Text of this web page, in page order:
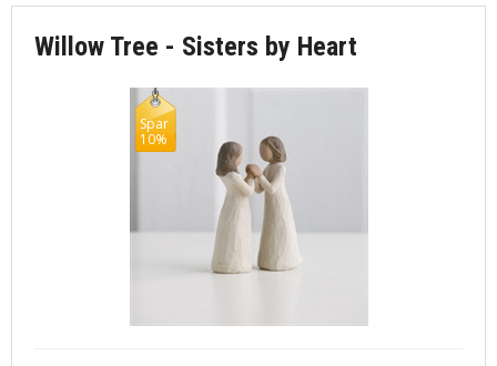
Willow Tree - Sisters by Heart
Spar
10%